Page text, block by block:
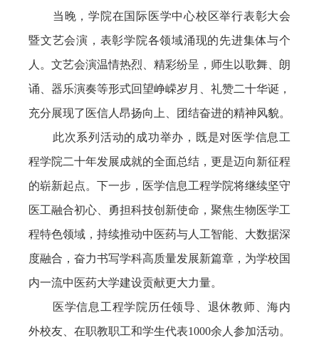
当晚，学院在国际医学中心校区举行表彰大会
暨文艺会演，表彰学院各领域涌现的先进集体与个
人。文艺会演温情热烈、精彩纷呈，师生以歌舞、朗
诵、器乐演奏等形式回望峥嵘岁月、礼赞二十华诞，
充分展现了医信人昂扬向上、团结奋进的精神风貌。
此次系列活动的成功举办，既是对医学信息工
程学院二十年发展成就的全面总结，更是迈向新征程
的崭新起点。下一步，医学信息工程学院将继续坚守
医工融合初心、勇担科技创新使命，聚焦生物医学工
程特色领域，持续推动中医药与人工智能、大数据深
度融合，奋力书写学科高质量发展新篇章，为学校国
内一流中医药大学建设贡献更大力量。
医学信息工程学院历任领导、退休教师、海内
外校友、在职教职工和学生代表1000余人参加活动。